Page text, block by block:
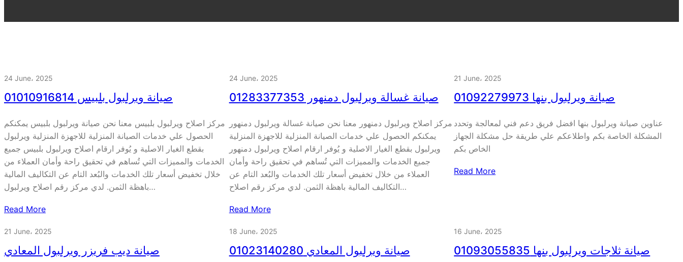
24 June، 2025
صيانة ويرلبول بلبيس 01010916814
مركز اصلاح ويرلبول بلبيس معنا نحن صيانة ويرلبول بلبيس يمكنكم
الحصول علي خدمات الصيانة المنزلية للاجهزة المنزلية ويرلبول
بقطع الغيار الاصلية و يُوفر ارقام اصلاح ويرلبول بلبيس جميع
الخدمات والمميزات التي تُساهم في تحقيق راحة وأمان العملاء من
خلال تخفيض أسعار تلك الخدمات والبُعد التام عن التكاليف المالية
باهظة الثمن. لدي مركز رقم اصلاح ويرلبول…
Read More
24 June، 2025
صيانة غسالة ويرلبول دمنهور 01283377353
مركز اصلاح ويرلبول دمنهور معنا نحن صيانة غسالة ويرلبول دمنهور
يمكنكم الحصول علي خدمات الصيانة المنزلية للاجهزة المنزلية
ويرلبول بقطع الغيار الاصلية و يُوفر ارقام اصلاح ويرلبول دمنهور
جميع الخدمات والمميزات التي تُساهم في تحقيق راحة وأمان
العملاء من خلال تخفيض أسعار تلك الخدمات والبُعد التام عن
التكاليف المالية باهظة الثمن. لدي مركز رقم اصلاح…
Read More
21 June، 2025
صيانة ويرلبول بنها 01092279973
عناوين صيانة ويرلبول بنها افضل فريق دعم فني لمعالجة وتحدد
المشكلة الخاصة بكم واطلاعكم علي طريقة حل مشكلة الجهاز
الخاص بكم
Read More
21 June، 2025
صيانة ديب فريزر ويرلبول المعادي
18 June، 2025
صيانة ويرلبول المعادي 01023140280
16 June، 2025
صيانة ثلاجات ويرلبول بنها 01093055835